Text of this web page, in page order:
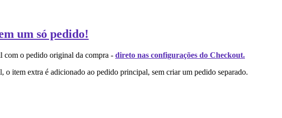
um só pedido!
com o pedido original da compra - direto nas configurações do Checkout.
o item extra é adicionado ao pedido principal, sem criar um pedido separado.